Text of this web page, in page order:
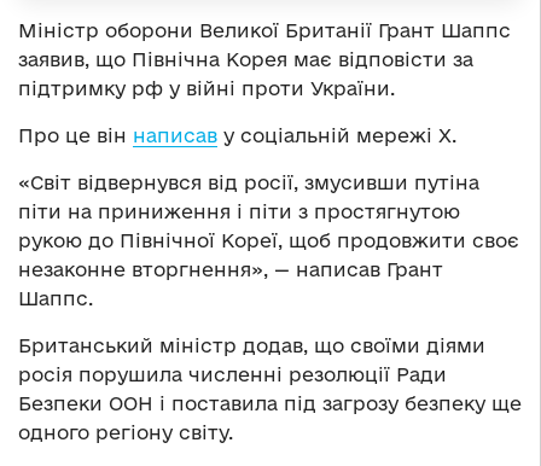
Міністр оборони Великої Британії Грант Шаппс
заявив, що Північна Корея має відповісти за
підтримку рф у війні проти України.
Про це він написав у соціальній мережі Х.
«Світ відвернувся від росії, змусивши путіна
піти на приниження і піти з простягнутою
рукою до Північної Кореї, щоб продовжити своє
незаконне вторгнення», — написав Грант
Шаппс.
Британський міністр додав, що своїми діями
росія порушила численні резолюції Ради
Безпеки ООН і поставила під загрозу безпеку ще
одного регіону світу.